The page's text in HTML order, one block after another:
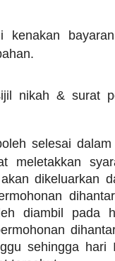
nikah & surat
selesai
meletakkan
dikeluarkan
diambil pada
sehingga hari